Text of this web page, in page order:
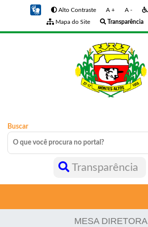
Alto Contraste A + A -
Mapa do Site
Transparência
Buscar
Transparência
MESA DIRETORA